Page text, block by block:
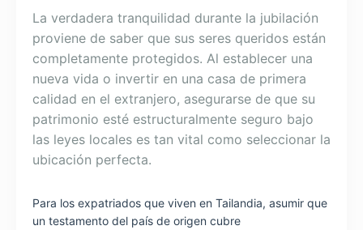
La verdadera tranquilidad durante la jubilación
proviene de saber que sus seres queridos están
completamente protegidos. Al establecer una
nueva vida o invertir en una casa de primera
calidad en el extranjero, asegurarse de que su
patrimonio esté estructuralmente seguro bajo
las leyes locales es tan vital como seleccionar la
ubicación perfecta.
Para los expatriados que viven en Tailandia, asumir que
un testamento del país de origen cubre